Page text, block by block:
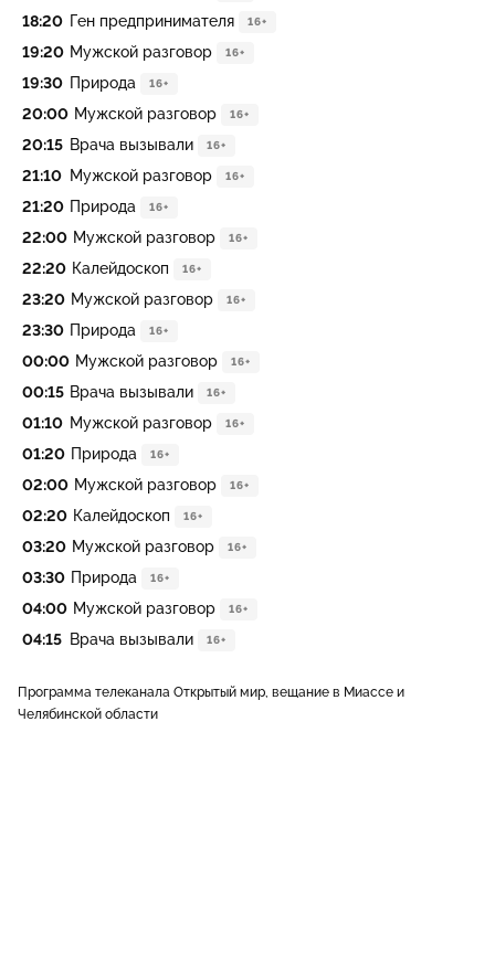
18:20 Ген предпринимателя 16+
19:20 Мужской разговор 16+
19:30 Природа 16+
20:00 Мужской разговор 16+
20:15 Врача вызывали 16+
21:10 Мужской разговор 16+
21:20 Природа 16+
22:00 Мужской разговор 16+
22:20 Калейдоскоп 16+
23:20 Мужской разговор 16+
23:30 Природа 16+
00:00 Мужской разговор 16+
00:15 Врача вызывали 16+
01:10 Мужской разговор 16+
01:20 Природа 16+
02:00 Мужской разговор 16+
02:20 Калейдоскоп 16+
03:20 Мужской разговор 16+
03:30 Природа 16+
04:00 Мужской разговор 16+
04:15 Врача вызывали 16+
Программа телеканала Открытый мир, вещание в Миассе и
Челябинской области